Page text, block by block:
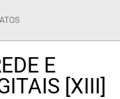
E
[XIII]